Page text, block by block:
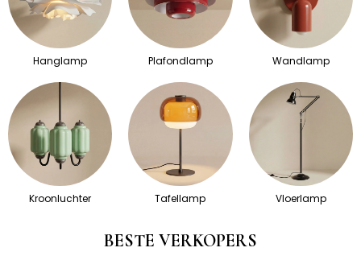
Hanglamp Plafondlamp Wandlamp
Kroonluchter Tafellamp Vloerlamp
BESTE VERKOPERS